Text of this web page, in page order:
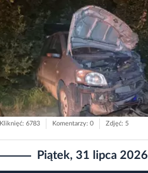
Kliknięć: 6783 Komentarzy: 0 Zdjęć: 5
Piątek, 31 lipca 2026